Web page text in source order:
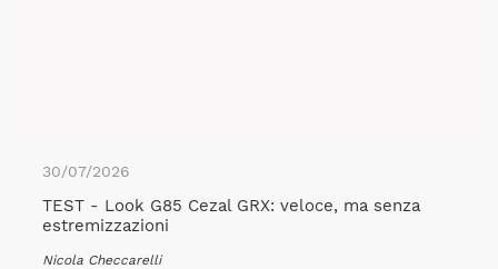
30/07/2026
TEST - Look G85 Cezal GRX: veloce, ma senza
estremizzazioni
Nicola Checcarelli